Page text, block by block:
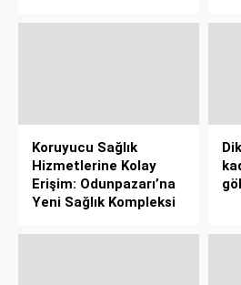
Koruyucu Sağlık
Hizmetlerine Kolay
Erişim: Odunpazarı’na
Yeni Sağlık Kompleksi